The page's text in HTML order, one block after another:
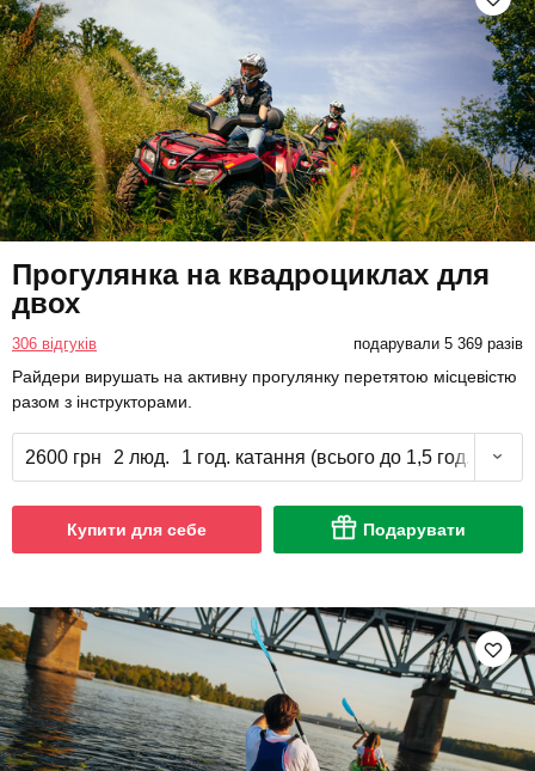
Прогулянка на квадроциклах для
двох
306 відгуків подарували 5 369 разів
Райдери вирушать на активну прогулянку перетятою місцевістю
разом з інструкторами.
2600 грн 2 люд. 1 год. катання (всього до 1,5 год.)
Купити для себе Подарувати